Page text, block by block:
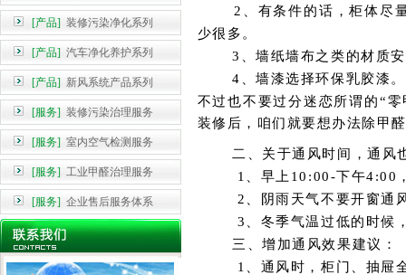
[产品] 装修污染净化系列
[产品] 汽车净化养护系列
[产品] 新风系统产品系列
[服务] 装修污染治理服务
[服务] 室内空气检测服务
[服务] 工业甲醛治理服务
[服务] 企业售后服务体系
2、 有条件的话，柜体尽
少很多。
3、墙纸墙布之类的材质
4、墙漆选择环保乳胶漆 。
不过也不要过分迷恋所谓的“零
装修后，咱们就要想办法除甲
二、 关于通风时间 ，通风
1、 早上 10:00-下午4:00
2、
阴雨天气不要开窗通
3、 冬季气温过低的时候
三、增加通风效果建议：
1、 通风时， 柜门、抽屉